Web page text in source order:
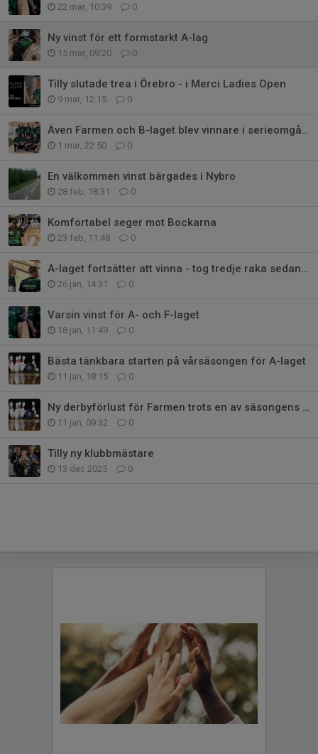
22 mar, 10:39 0
Ny vinst för ett formstarkt A-lag
15 mar, 09:20 0
Tilly slutade trea i Örebro - i Merci Ladies Open
9 mar, 12:15 0
Även Farmen och B-laget blev vinnare i serieomgång 16
1 mar, 22:50 0
En välkommen vinst bärgades i Nybro
28 feb, 18:31 0
Komfortabel seger mot Bockarna
23 feb, 11:48 0
A-laget fortsätter att vinna - tog tredje raka sedan nyår
26 jan, 14:31 0
Varsin vinst för A- och F-laget
18 jan, 11:49 0
Bästa tänkbara starten på vårsäsongen för A-laget
11 jan, 18:15 0
Ny derbyförlust för Farmen trots en av säsongens bästa insatser
11 jan, 09:32 0
Tilly ny klubbmästare
13 dec 2025 0